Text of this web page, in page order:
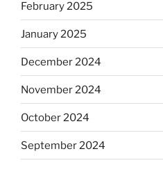
February 2025
January 2025
December 2024
November 2024
October 2024
September 2024